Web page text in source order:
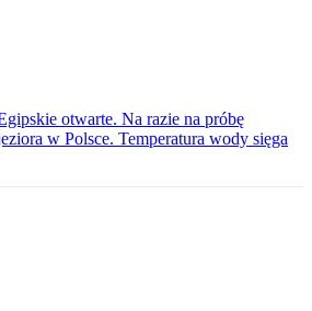
otwarte. Na razie na próbę
w Polsce. Temperatura wody sięga